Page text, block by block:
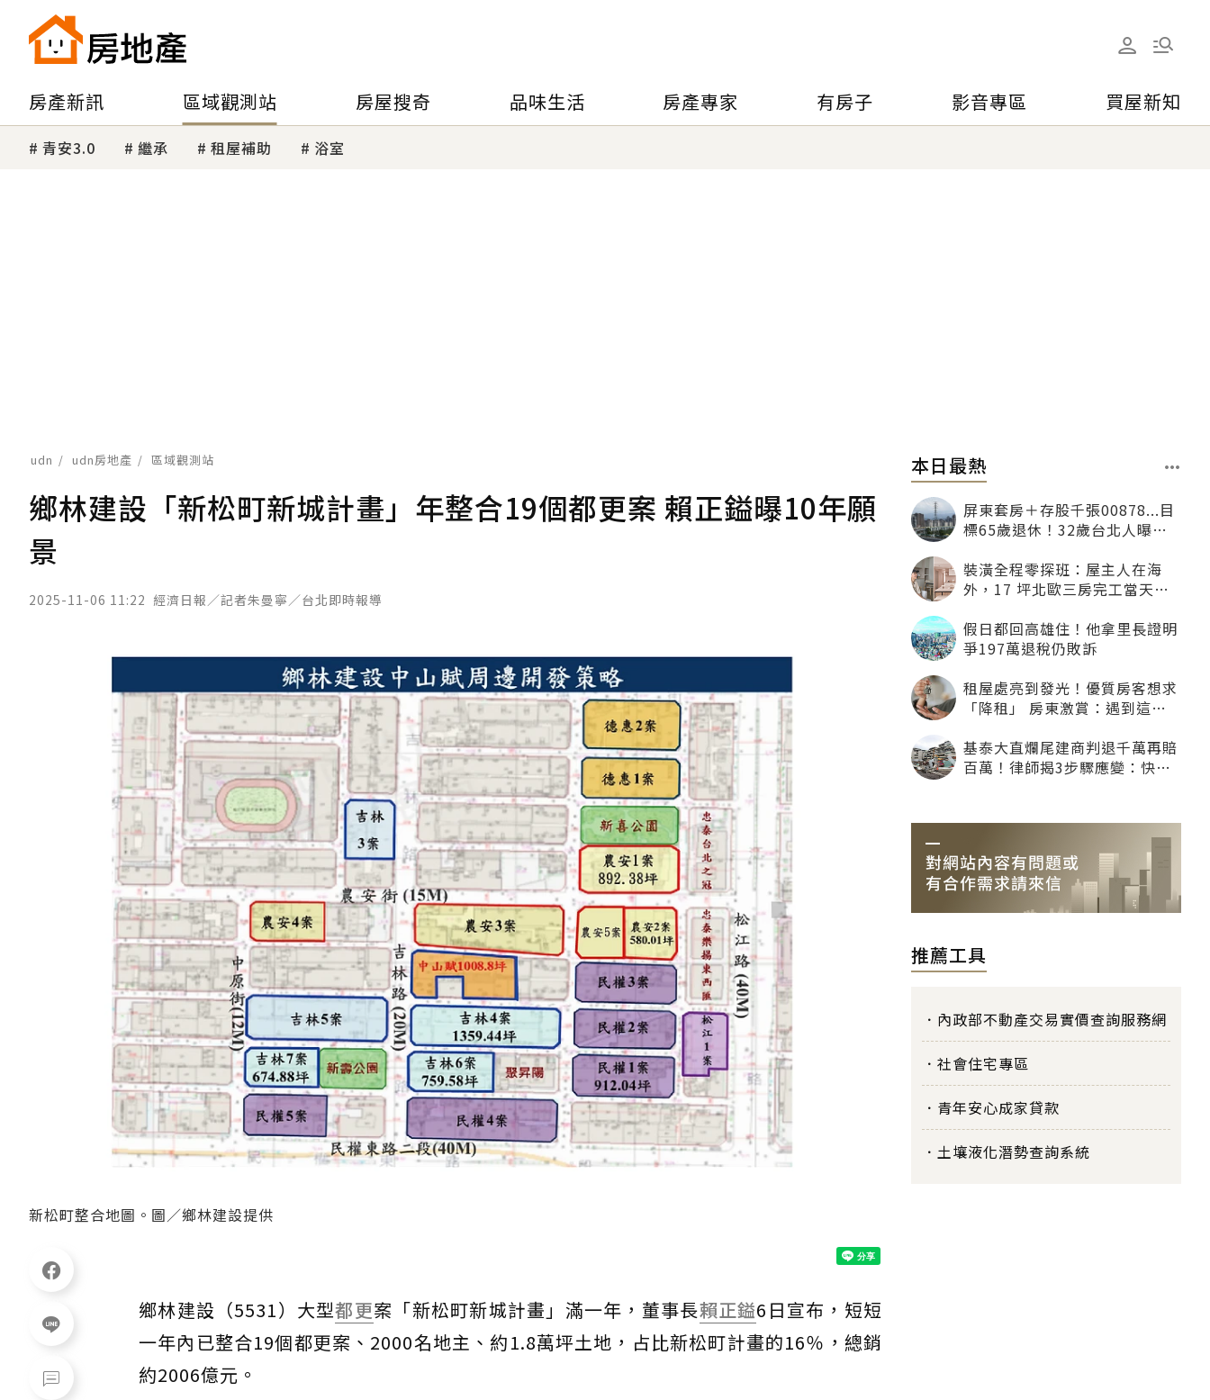
房產新訊 區域觀測站 房屋搜奇 品味生活 房產專家 有房子 影音專區 買屋新知
青安3.0 繼承 租屋補助 浴室
udn udn房地產 區域觀測站
鄉林建設「新松町新城計畫」年整合19個都更案 賴正鎰曝10年願
景
2025-11-06 11:22 經濟日報／記者朱曼寧／台北即時報導
新松町整合地圖。圖／鄉林建設提供
鄉林建設（5531）大型都更案「新松町新城計畫」滿一年，董事長賴正鎰6日宣布，短短
一年內已整合19個都更案、2000名地主、約1.8萬坪土地，占比新松町計畫的16％，總銷
約2006億元。
本日最熱
屏東套房＋存股千張00878...目
標65歲退休！32歲台北人曝：
裝潢全程零探班：屋主人在海
外，17 坪北歐三房完工當天才
假日都回高雄住！他拿里長證明
爭197萬退稅仍敗訴
租屋處亮到發光！優質房客想求
「降租」 房東激賞：遇到這種
基泰大直爛尾建商判退千萬再賠
百萬！律師揭3步驟應變：快通
推薦工具
內政部不動產交易實價查詢服務網
社會住宅專區
青年安心成家貸款
土壤液化潛勢查詢系統